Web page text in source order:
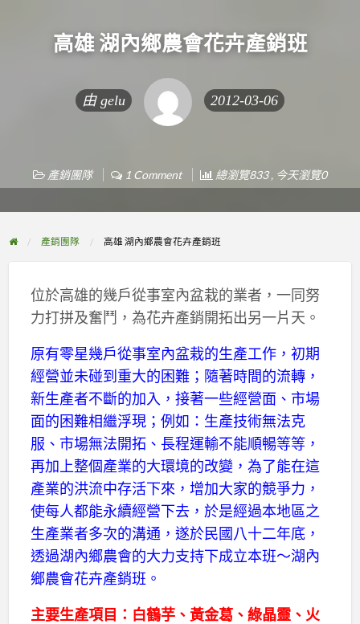
高雄 湖內鄉農會花卉產銷班
由 gelu 2012-03-06
產銷團隊 1 Comment 總瀏覽833 , 今天瀏覽0
產銷團隊 高雄 湖內鄉農會花卉產銷班
位於高雄的幾戶從事室內盆栽的業者，一同努
力打拼及奮鬥，為花卉產銷開拓出另一片天。
原有零星幾戶從事室內盆栽的生產工作，初期
經營並未碰到重大的困難；隨著時間的流轉，
新生產者不斷的加入，接著一些經營面、市場
面的困難相繼浮現；例如：生產技術無法克
服、市場無法開拓、長程運輸不能順暢等等，
再加上整個產業的大環境的改變，為了能在這
產業的洪流中存活下來，增加大家的競爭力，
使每人都能永續經營下去，於是經過本地區之
生產業者多次的溝通，遂於民國八十二年底，
透過湖內鄉農會的大力支持下成立本班～湖內
鄉農會花卉產銷班。
主要生產項目：白鶴芋、黃金葛、綠晶靈、火